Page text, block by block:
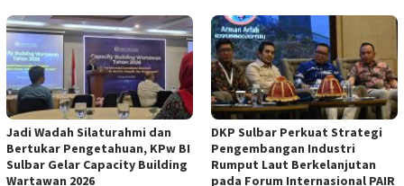
Jadi Wadah Silaturahmi dan
Bertukar Pengetahuan, KPw BI
Sulbar Gelar Capacity Building
Wartawan 2026
DKP Sulbar Perkuat Strategi
Pengembangan Industri
Rumput Laut Berkelanjutan
pada Forum Internasional PAIR